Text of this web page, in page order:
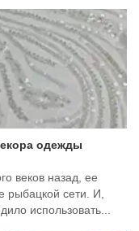
одежды
веков назад, ее
рыбацкой сети. И,
использовать...